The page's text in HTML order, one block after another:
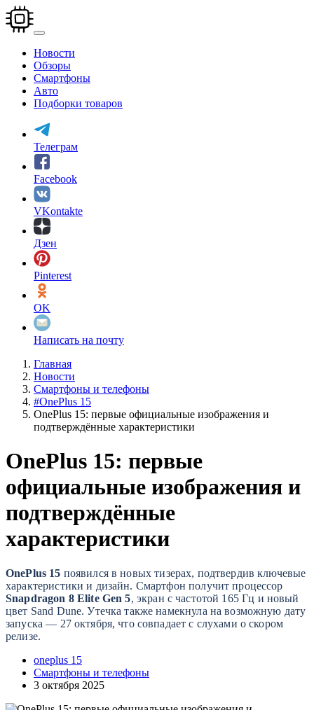
Перейти
к
основному
содержанию
Новости
Обзоры
Смартфоны
Авто
Подборки товаров
Телеграм
Facebook
VKontakte
Дзен
Pinterest
OK
Написать на почту
Главная
Новости
Смартфоны и телефоны
#OnePlus 15
OnePlus 15: первые официальные изображения и
подтверждённые характеристики
OnePlus 15: первые
официальные изображения и
подтверждённые
характеристики
OnePlus 15 появился в новых тизерах, подтвердив ключевые
характеристики и дизайн. Смартфон получит процессор
Snapdragon 8 Elite Gen 5, экран с частотой 165 Гц и новый
цвет Sand Dune. Утечка также намекнула на возможную дату
запуска — 27 октября, что совпадает с слухами о скором
релизе.
oneplus 15
Смартфоны и телефоны
3 октября 2025